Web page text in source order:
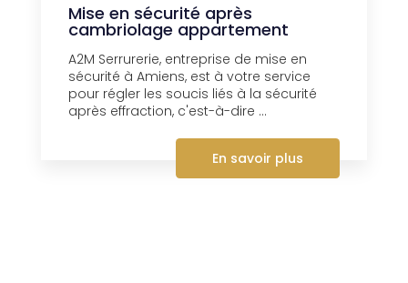
Mise en sécurité après
cambriolage appartement
A2M Serrurerie, entreprise de mise en
sécurité à Amiens, est à votre service
pour régler les soucis liés à la sécurité
après effraction, c'est-à-dire ...
En savoir plus